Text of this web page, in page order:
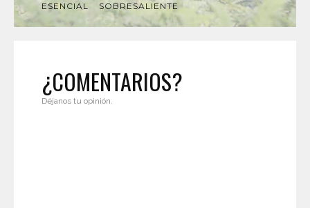
ESENCIAL SOBRESALIENTE
¿COMENTARIOS?
Déjanos tu opinión.